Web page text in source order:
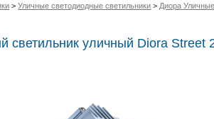
>Уличные светодиодные светильники > Диора
светильник уличный Diora Street